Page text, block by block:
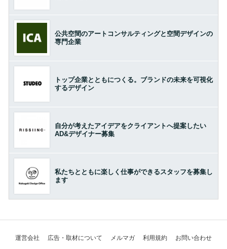
公共空間のアートコンサルティングと空間デザインの
専門企業
トップ企業とともにつくる。ブランドの未来を可視化
するデザイン
自分が考えたアイデアをクライアントへ提案したい
AD&デザイナー募集
私たちとともに楽しく仕事ができるスタッフを募集し
ます
運営会社 広告・取材について メルマガ 利用規約 お問い合わせ